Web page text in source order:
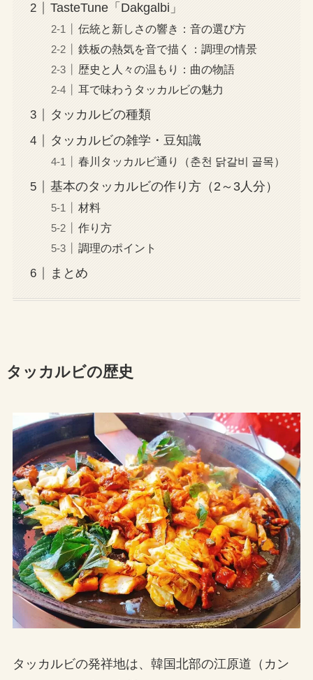
TasteTune「Dakgalbi」
伝統と新しさの響き：音の選び方
鉄板の熱気を音で描く：調理の情景
歴史と人々の温もり：曲の物語
耳で味わうタッカルビの魅力
タッカルビの種類
タッカルビの雑学・豆知識
春川タッカルビ通り（춘천 닭갈비 골목）
基本のタッカルビの作り方（2～3人分）
材料
作り方
調理のポイント
まとめ
タッカルビの歴史
タッカルビの発祥地は、韓国北部の江原道（カン